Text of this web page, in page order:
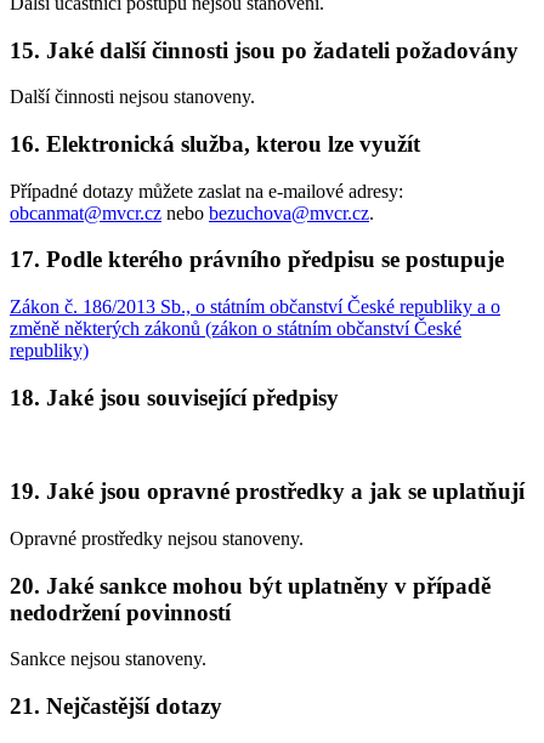
15. Jaké další činnosti jsou po žadateli požadovány
Další činnosti nejsou stanoveny.
16. Elektronická služba, kterou lze využít
Případné dotazy můžete zaslat na e-mailové adresy:
obcanmat@mvcr.cz nebo bezuchova@mvcr.cz.
17. Podle kterého právního předpisu se postupuje
Zákon č. 186/2013 Sb., o státním občanství České republiky a o
změně některých zákonů (zákon o státním občanství České
republiky)
18. Jaké jsou související předpisy
19. Jaké jsou opravné prostředky a jak se uplatňují
Opravné prostředky nejsou stanoveny.
20. Jaké sankce mohou být uplatněny v případě
nedodržení povinností
Sankce nejsou stanoveny.
21. Nejčastější dotazy